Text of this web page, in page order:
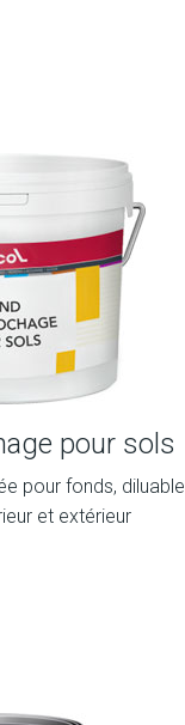
pour sols
pour fonds, diluable
et extérieur